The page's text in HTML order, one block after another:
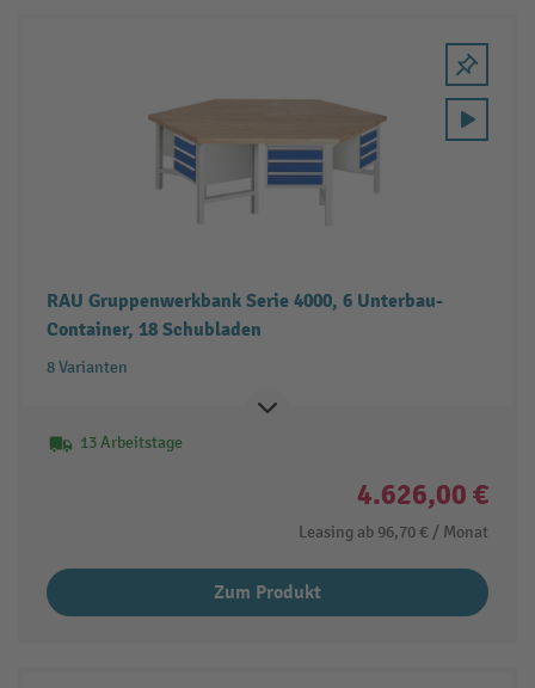
RAU Gruppenwerkbank Serie 4000, 6 Unterbau-
Container, 18 Schubladen
8 Varianten
13 Arbeitstage
4.626,00 €
Leasing ab 96,70 € / Monat
Zum Produkt